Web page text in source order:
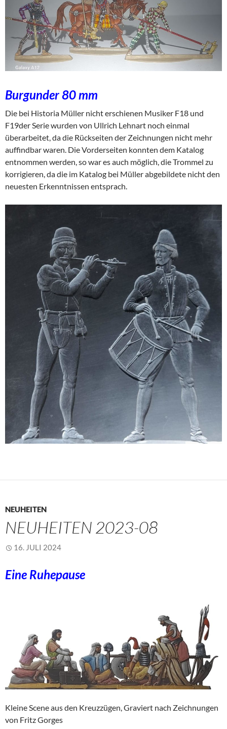
Burgunder 80 mm
Die bei Historia Müller nicht erschienen Musiker F18 und
F19der Serie wurden von Ullrich Lehnart noch einmal
überarbeitet, da die Rückseiten der Zeichnungen nicht mehr
auffindbar waren. Die Vorderseiten konnten dem Katalog
entnommen werden, so war es auch möglich, die Trommel zu
korrigieren, da die im Katalog bei Müller abgebildete nicht den
neuesten Erkenntnissen entsprach.
NEUHEITEN
NEUHEITEN 2023-08
16. JULI 2024
Eine Ruhepause
Kleine Scene aus den Kreuzzügen, Graviert nach Zeichnungen
von Fritz Gorges